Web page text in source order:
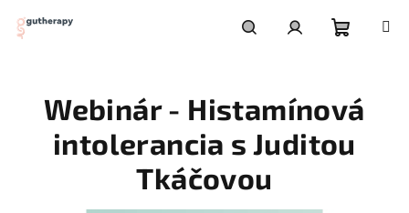
obsah
košík
Webinár - Histamínová
intolerancia s Juditou
Tkáčovou